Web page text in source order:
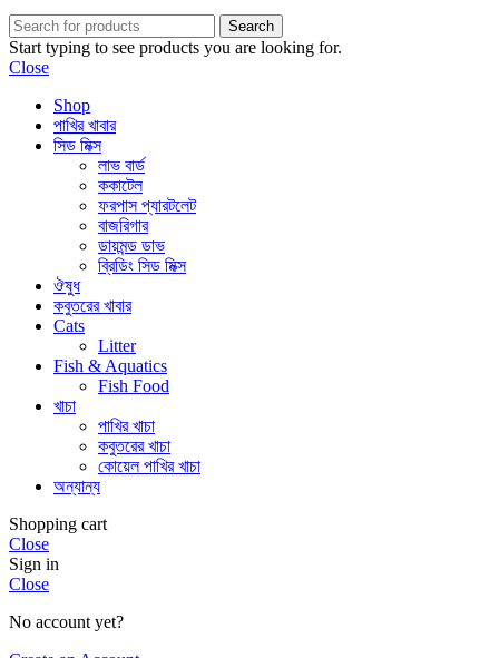
Search
Start typing to see products you are looking for.
Close
Shop
পাখির খাবার
সিড মিক্স
লাভ বার্ড
ককাটেল
ফরপাস প্যারটলেট
বাজরিগার
ডায়মন্ড ডাভ
ব্রিডিং সিড মিক্স
ঔষুধ
কবুতরের খাবার
Cats
Litter
Fish & Aquatics
Fish Food
খাচা
পাখির খাচা
কবুতরের খাচা
কোয়েল পাখির খাচা
অন্যান্য
Shopping cart
Close
Sign in
Close
No account yet?